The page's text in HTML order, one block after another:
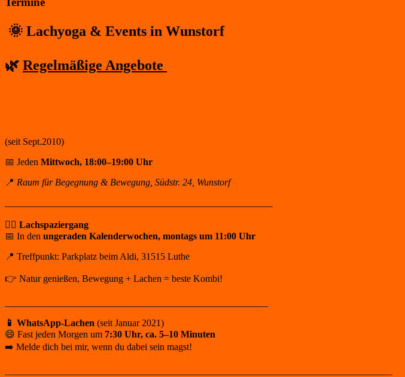
🌞 Lachyoga & Events in Wunstorf
🌿 Regelmäßige Angebote
(seit Sept.2010)
📅 Jeden Mittwoch, 18:00–19:00 Uhr
📍 Raum für Begegnung & Bewegung, Südstr. 24, Wunstorf
🚶‍♀️ Lachspaziergang
📅 In den ungeraden Kalenderwochen, montags um 11:00 Uhr
📍 Treffpunkt: Parkplatz beim Aldi, 31515 Luthe
👉 Natur genießen, Bewegung + Lachen = beste Kombi!
📱 WhatsApp-Lachen (seit Januar 2021)
😄 Fast jeden Morgen um 7:30 Uhr, ca. 5–10 Minuten
➡️ Melde dich bei mir, wenn du dabei sein magst!